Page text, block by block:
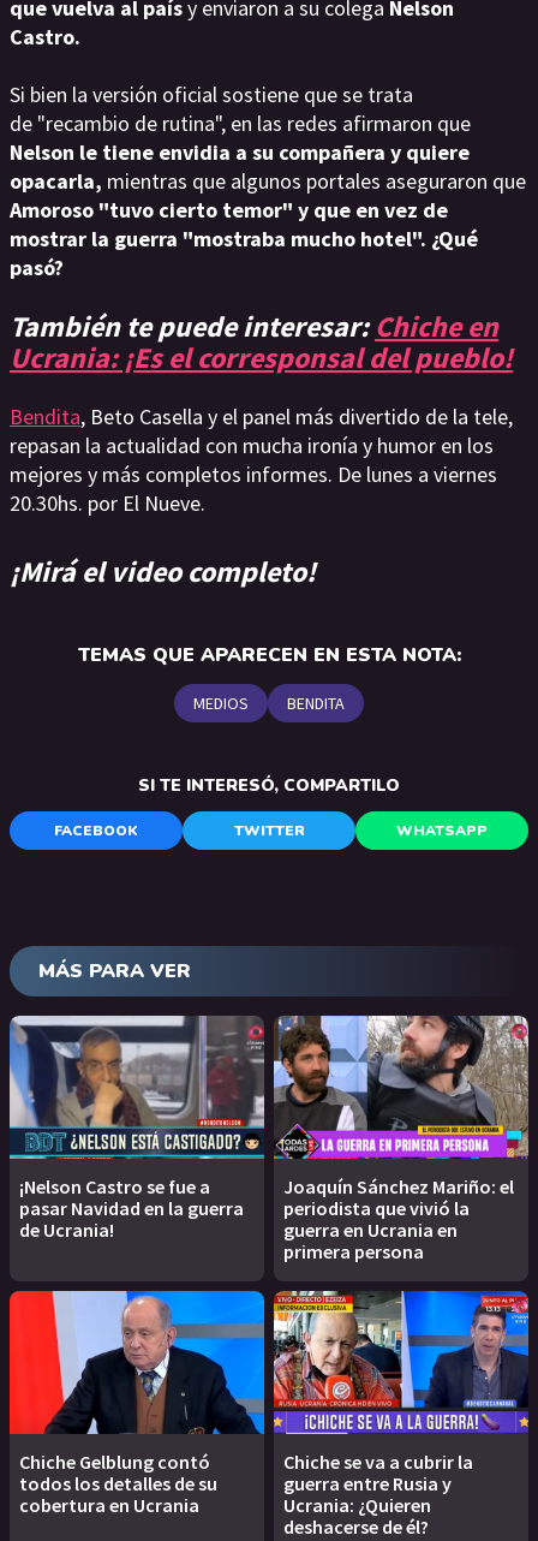
que vuelva al paísy enviaron a su colega Nelson
Castro.
Si bien la versión oficial sostiene que se trata
de "recambio de rutina", en las redes afirmaron que
Nelson le tiene envidia a su compañera y quiere
opacarla, mientras que algunos portales aseguraron que
Amoroso "tuvo cierto temor" y que en vez de
mostrar la guerra "mostraba mucho hotel". ¿Qué
pasó?
También te puede interesar:Chiche en
Ucrania: ¡Es el corresponsal del pueblo!
Bendita, Beto Casella y el panel más divertido de la tele,
repasan la actualidad con mucha ironía y humor en los
mejores y más completos informes. De lunes a viernes
20.30hs. por El Nueve.
¡Mirá el video completo!
TEMAS QUE APARECEN EN ESTA NOTA:
MEDIOS BENDITA
SI TE INTERESÓ, COMPARTILO
FACEBOOK TWITTER WHATSAPP
MÁS PARA VER
¡Nelson Castro se fue a
pasar Navidad en la guerra
de Ucrania!
Joaquín Sánchez Mariño: el
periodista que vivió la
guerra en Ucrania en
primera persona
Chiche Gelblung contó
todos los detalles de su
cobertura en Ucrania
Chiche se va a cubrir la
guerra entre Rusia y
Ucrania: ¿Quieren
deshacerse de él?